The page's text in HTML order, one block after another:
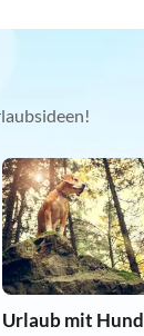
Urlaub mit Hund